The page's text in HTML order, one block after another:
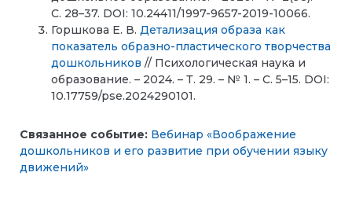
С. 28–37. DOI: 10.24411/1997-9657-2019-10066.
Горшкова Е. В. Детализация образа как
показатель образно-пластического творчества
дошкольников // Психологическая наука и
образование. – 2024. – Т. 29. – № 1. – С. 5–15. DOI:
10.17759/pse.2024290101.
Связанное событие: Вебинар «Воображение
дошкольников и его развитие при обучении языку
движений»